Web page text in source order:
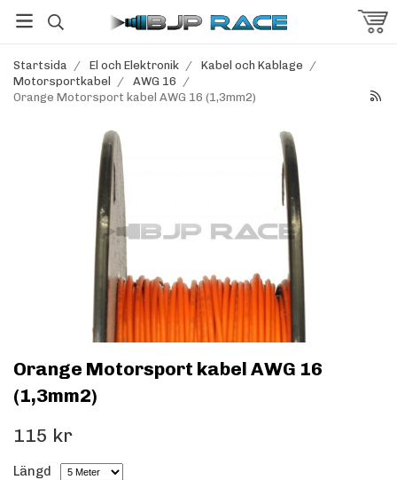
Startsida / El och Elektronik / Kabel och Kablage /
Motorsportkabel
/ AWG 16 /
Orange Motorsport kabel AWG 16 (1,3mm2)
Orange Motorsport kabel AWG 16
(1,3mm2)
115 kr
Längd